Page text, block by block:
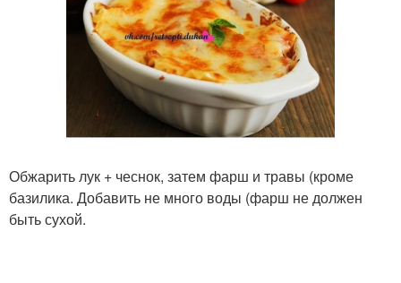
Обжарить лук + чеснок, затем фарш и травы (кроме
базилика. Добавить не много воды (фарш не должен
быть сухой.